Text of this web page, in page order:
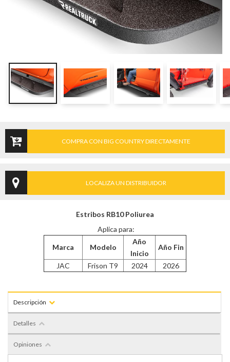
COMPRA CON BIG COUNTRY DIRECTAMENTE
LOCALIZA UN DISTRIBUIDOR
Estribos RB10 Poliurea
Aplica para:
Marca Modelo
Año
Inicio
Año Fin
JAC Frison T9 2024 2026
Descripción
Detalles
Opiniones